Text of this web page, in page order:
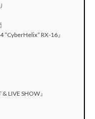
“CyberHelix” RX-16』
LIVE SHOW』